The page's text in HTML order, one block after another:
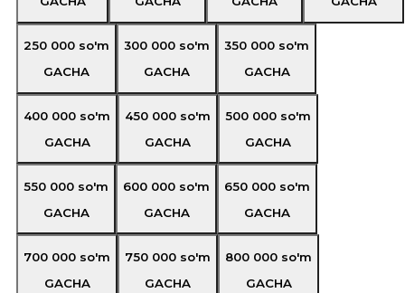
250 000 so'm
GACHA
300 000 so'm
GACHA
350 000 so'm
GACHA
400 000 so'm
GACHA
450 000 so'm
GACHA
500 000 so'm
GACHA
550 000 so'm
GACHA
600 000 so'm
GACHA
650 000 so'm
GACHA
700 000 so'm
GACHA
750 000 so'm
GACHA
800 000 so'm
GACHA